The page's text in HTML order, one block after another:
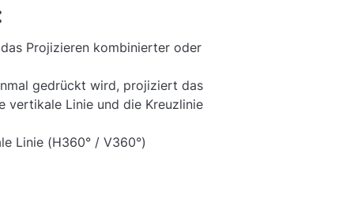
Projizieren kombinierter oder
gedrückt wird, projiziert das
vertikale Linie und die Kreuzlinie
Linie (H360° / V360°)